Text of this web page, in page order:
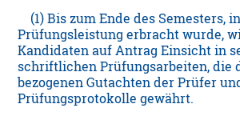
(1) Bis zum Ende des Semesters,
Prüfungsleistung erbracht wurde,
Kandidaten auf Antrag Einsicht in
schriftlichen Prüfungsarbeiten, die
bezogenen Gutachten der Prüfer
Prüfungsprotokolle gewährt.